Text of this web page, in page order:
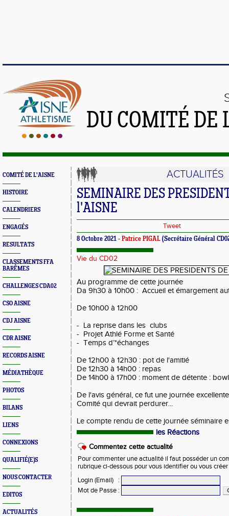
DU COMITÉ
COMITÉ DE L'AISNE
HISTOIRE
CALENDRIERS
ENGAGÉS
RESULTATS
CLASSEMENTS FFA
BARÊMES
CHALLENGES CDA02
CSO AISNE
CDJ AISNE
CDR AISNE
RECORDS AISNE
MÉDIATHÈQUE
PHOTOS
BILANS
LIENS
CONNEXIONS
QUALIFIÉ(E)S
NOUS CONTACTER
EDITOS
ACTUALITÉS
ACTUALITÉS
SEMINAIRE DES
l'AISNE
Tweet
8 Octobre 2021 - Patrice PIGAL (Secrétaire Général
Vie du CD02
Au programme de cette journée
Da 9h30 à 10h00 : Accueil et émargement
De 10h00 à 12h00
- La reprise dans les clubs
- Projet Athlé Forme et Santé
- Temps d’*échanges
De 12h00 à 12h30 : pot de l'amitié
De 12h30 à 14h00 : repas
De 14h00 à 17h00 : moment de détente :
De l'avis général, ce fut une journée
Comité qui devrait perdurer...
Le compte rendu de cette journée séminaire
les Réactions
Commentez cette actualité
Pour commenter une actualité il faut posséder un
rubrique ci-dessous pour vous identifier ou vous
Login (Email)
:
Mot de Passe :